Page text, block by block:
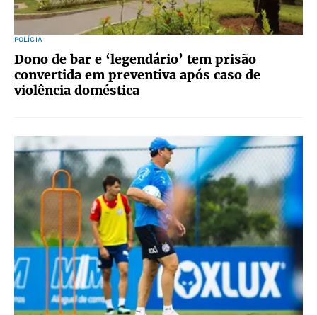
POLÍCIA
Dono de bar e ‘legendário’ tem prisão
convertida em preventiva após caso de
violência doméstica